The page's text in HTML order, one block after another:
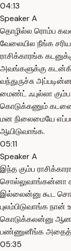
04:13
Speaker A
தொழில்ல ரொம்ப
வேலையில நீங்க
ராசிக்காரங்க
அவங்களுக்கு
வந்துருச்சு
மைண்ட் ஃபுல்லா
கொடுக்கணும் கடனை
மன நிலைமையே
ஆயிடுவாங்க.
05:11
Speaker A
இந்த கும்ப
சொல்லுவாங்கன்னா
இல்லைன்னு கூட
புலம்பிடுவாங்க
கொடுக்கலன்னு
பண்ணுனீங்க
05:35